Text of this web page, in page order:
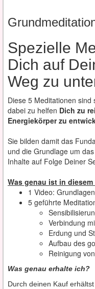
Spezielle
Dich auf
Weg zu
Diese 5 Meditationen
dabei zu helfen Dich zu
Energiekörper zu
Sie bilden damit das
und die Grundlage um
Inhalte auf Folge Deiner
Was genau ist in
1 Video:
5 geführte
Verbindung
Erdung und
Aufbau des
Reinigung
Was genau erhalte ich?
Durch deinen Kauf